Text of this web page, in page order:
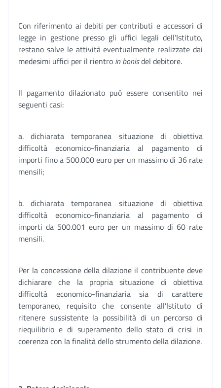
Con riferimento ai debiti per contributi e accessori di
legge in gestione presso gli uffici legali dell’Istituto,
restano salve le attività eventualmente realizzate dai
medesimi uffici per il rientro in bonisdel debitore.
Il pagamento dilazionato può essere consentito nei
seguenti casi:
a. dichiarata temporanea situazione di obiettiva
difficoltà economico-finanziaria al pagamento di
importi fino a 500.000 euro per un massimo di 36 rate
mensili;
b. dichiarata temporanea situazione di obiettiva
difficoltà economico-finanziaria al pagamento di
importi da 500.001 euro per un massimo di 60 rate
mensili.
Per la concessione della dilazione il contribuente deve
dichiarare che la propria situazione di obiettiva
difficoltà economico-finanziaria sia di carattere
temporaneo, requisito che consente all’Istituto di
ritenere sussistente la possibilità di un percorso di
riequilibrio e di superamento dello stato di crisi in
coerenza con la finalità dello strumento della dilazione.